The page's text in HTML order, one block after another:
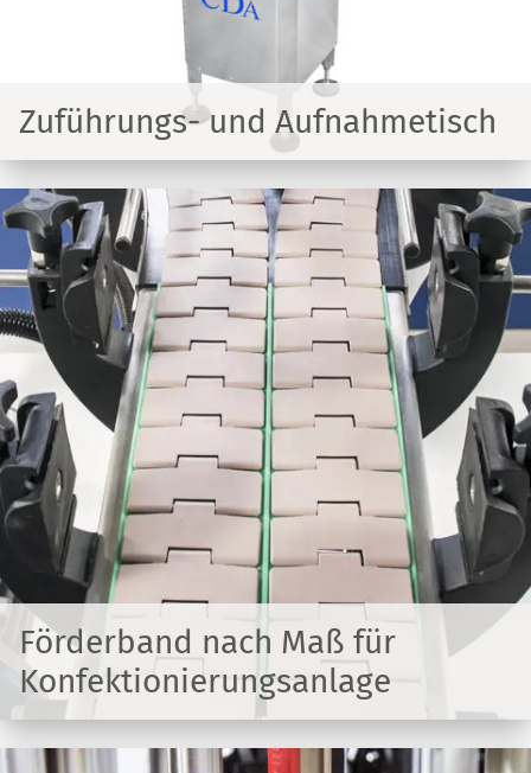
Zuführungs- und Aufnahmetisch
Förderband nach Maß für
Konfektionierungsanlage